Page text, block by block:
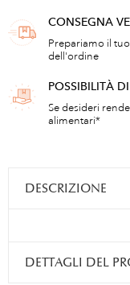
CONSEGNA
Prepariamo il
dell'ordine
POSSIBILITÀ
Se desideri
alimentari*
DESCRIZIONE
DETTAGLI DEL